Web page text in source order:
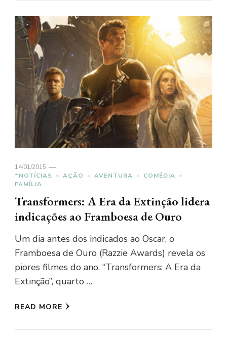
14/01/2015
*NOTÍCIAS
AÇÃO AVENTURA
COMÉDIA
FAMÍLIA
Transformers: A Era da Extinção lidera
indicações ao Framboesa de Ouro
Um dia antes dos indicados ao Oscar, o
Framboesa de Ouro (Razzie Awards) revela os
piores filmes do ano. “Transformers: A Era da
Extinção”, quarto …
READ MORE